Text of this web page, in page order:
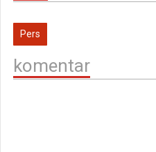
Pers
komentar